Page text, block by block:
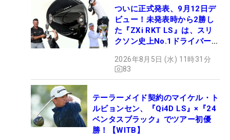
ついに正式発表、9月12日デ
ビュー！未発表時から2勝し
た『ZXi RKT LS』は、スリ
クソン史上No.1ドライバー!?
2026年8月5日 (水) 11時31分
83
テーラーメイド契約のマイケル・ト
ルビョンセン、『Qi4D LS』×『24
ベンタスブラック』でツアー初優
勝！【WITB】